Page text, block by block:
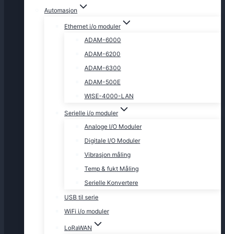
Automasjon
Ethernet i/o moduler
ADAM-6000
ADAM-6200
ADAM-6300
ADAM-500E
WISE-4000-LAN
Serielle i/o moduler
Analoge I/O Moduler
Digitale I/O Moduler
Vibrasjon måling
Temp & fukt Måling
Serielle Konvertere
USB til serie
WiFi i/o moduler
LoRaWAN